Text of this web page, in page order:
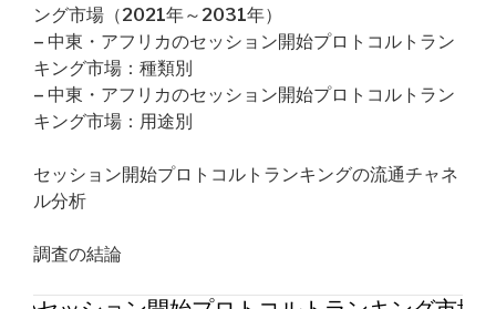
ング市場（2021年～2031年）
– 中東・アフリカのセッション開始プロトコルトラン
キング市場：種類別
– 中東・アフリカのセッション開始プロトコルトラン
キング市場：用途別
セッション開始プロトコルトランキングの流通チャネ
ル分析
調査の結論